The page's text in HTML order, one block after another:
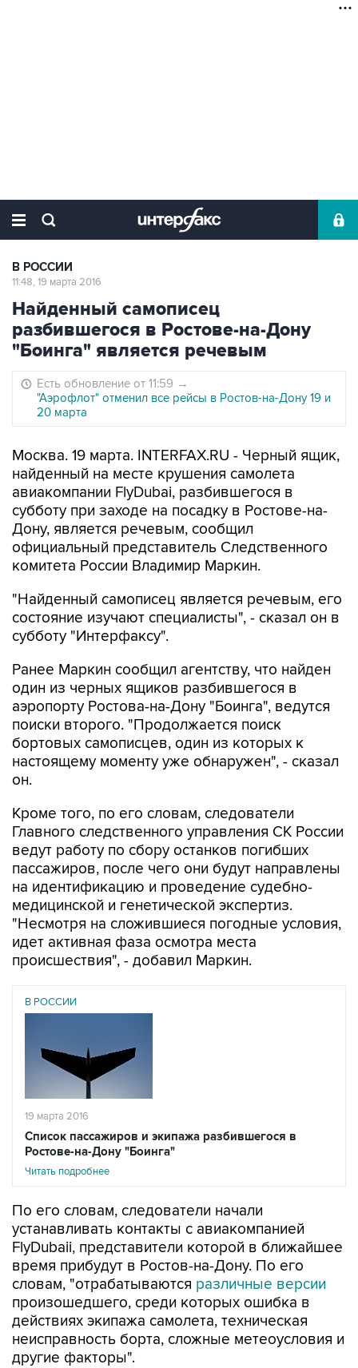
В РОССИИ
11:48, 19 марта 2016
Найденный самописец
разбившегося в Ростове-на-Дону
"Боинга" является речевым
Есть обновление от 11:59 →
"Аэрофлот" отменил все рейсы в Ростов-на-Дону 19 и
20 марта
Москва. 19 марта. INTERFAX.RU - Черный ящик,
найденный на месте крушения самолета
авиакомпании FlyDubai, разбившегося в
субботу при заходе на посадку в Ростове-на-
Дону, является речевым, сообщил
официальный представитель Следственного
комитета России Владимир Маркин.
"Найденный самописец является речевым, его
состояние изучают специалисты", - сказал он в
субботу "Интерфаксу".
Ранее Маркин сообщил агентству, что найден
один из черных ящиков разбившегося в
аэропорту Ростова-на-Дону "Боинга", ведутся
поиски второго. "Продолжается поиск
бортовых самописцев, один из которых к
настоящему моменту уже обнаружен", - сказал
он.
Кроме того, по его словам, следователи
Главного следственного управления СК России
ведут работу по сбору останков погибших
пассажиров, после чего они будут направлены
на идентификацию и проведение судебно-
медицинской и генетической экспертиз.
"Несмотря на сложившиеся погодные условия,
идет активная фаза осмотра места
происшествия", - добавил Маркин.
В РОССИИ
19 марта 2016
Список пассажиров и экипажа разбившегося в
Ростове-на-Дону "Боинга"
Читать подробнее
По его словам, следователи начали
устанавливать контакты с авиакомпанией
FlyDubaii, представители которой в ближайшее
время прибудут в Ростов-на-Дону. По его
словам, "отрабатываются различные версии
произошедшего, среди которых ошибка в
действиях экипажа самолета, техническая
неисправность борта, сложные метеоусловия и
другие факторы".